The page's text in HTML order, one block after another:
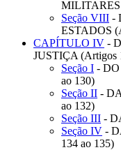
MILITARES
Seção VIII -
ESTADOS
CAPÍTULO IV -
JUSTIÇA (Artigos
Seção I -
ao 130)
Seção II -
ao 132)
Seção III -
Seção IV -
134 ao 135)